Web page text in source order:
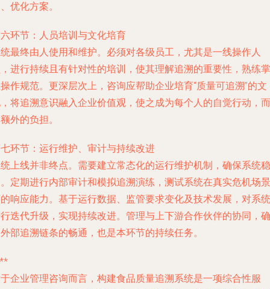
优化方案。
环节：人员培训与文化培育
最终由人使用和维护。必须对各级员工，尤其是一线操作人
进行持续且有针对性的培训，使其理解追溯的重要性，熟练掌
作规范。更深层次上，咨询应帮助企业培育“质量可追溯”的文
将追溯意识融入企业价值观，使之成为每个人的自觉行动，而
外的负担。
环节：运行维护、审计与持续改进
上线并非终点。需要建立常态化的运行维护机制，确保系统稳
定期进行内部审计和模拟追溯演练，测试系统在真实危机场景
响应能力。基于运行数据、监管要求变化及技术发展，对系统
迭代升级，实现持续改进。管理与上下游合作伙伴的协同，确
部追溯链条的畅通，也是本环节的持续任务。
企业管理咨询而言，构建食品质量追溯系统是一项综合性服